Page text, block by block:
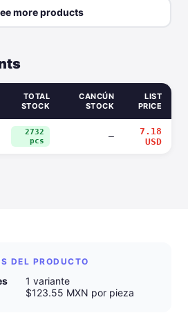
more products
TOTAL
STOCK
CANCÚN
STOCK
LIST
PRICE
2732
pcs
—
7.18
USD
DEL PRODUCTO
1 variante
$123.55 MXN por pieza